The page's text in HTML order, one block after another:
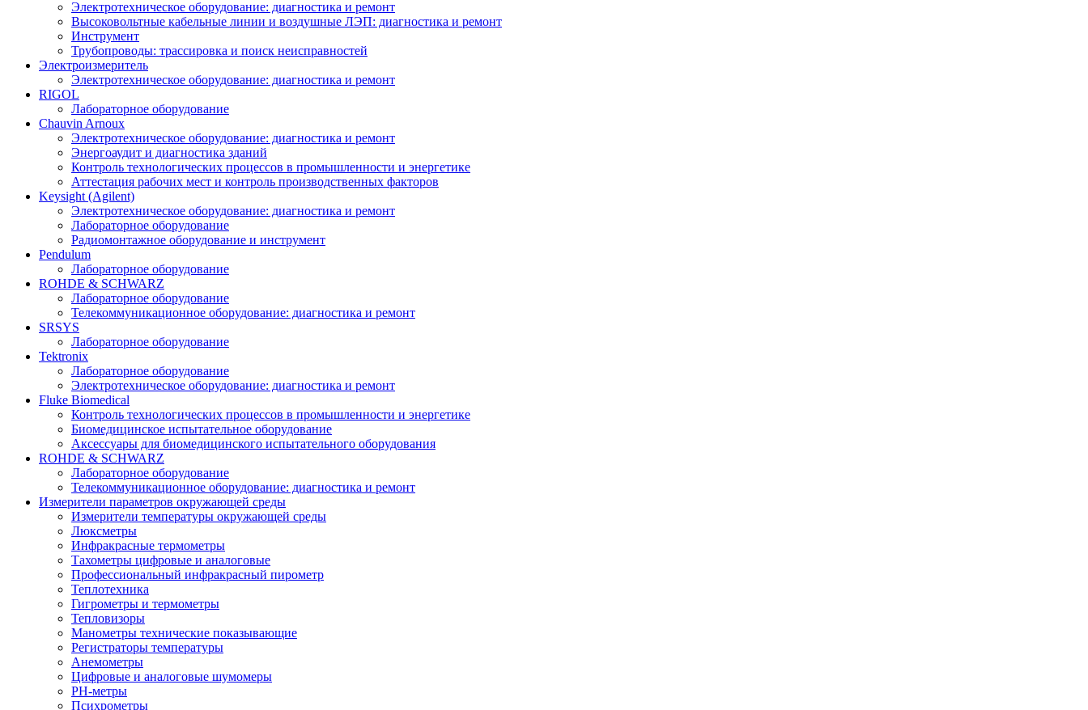
Электротехническое оборудование: диагностика и ремонт
Высоковольтные кабельные линии и воздушные ЛЭП: диагностика и ремонт
Инструмент
Трубопроводы: трассировка и поиск неисправностей
Электроизмеритель
Электротехническое оборудование: диагностика и ремонт
RIGOL
Лабораторное оборудование
Chauvin Arnoux
Электротехническое оборудование: диагностика и ремонт
Энергоаудит и диагностика зданий
Контроль технологических процессов в промышленности и энергетике
Аттестация рабочих мест и контроль производственных факторов
Keysight (Agilent)
Электротехническое оборудование: диагностика и ремонт
Лабораторное оборудование
Радиомонтажное оборудование и инструмент
Pendulum
Лабораторное оборудование
ROHDE & SCHWARZ
Лабораторное оборудование
Телекоммуникационное оборудование: диагностика и ремонт
SRSYS
Лабораторное оборудование
Tektronix
Лабораторное оборудование
Электротехническое оборудование: диагностика и ремонт
Fluke Biomedical
Контроль технологических процессов в промышленности и энергетике
Биомедицинское испытательное оборудование
Аксессуары для биомедицинского испытательного оборудования
ROHDE & SCHWARZ
Лабораторное оборудование
Телекоммуникационное оборудование: диагностика и ремонт
Измерители параметров окружающей среды
Измерители температуры окружающей среды
Люксметры
Инфракрасные термометры
Тахометры цифровые и аналоговые
Профессиональный инфракрасный пирометр
Теплотехника
Гигрометры и термометры
Тепловизоры
Манометры технические показывающие
Регистраторы температуры
Анемометры
Цифровые и аналоговые шумомеры
PH-метры
Психрометры